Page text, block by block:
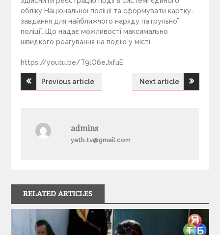
обліку Національної поліції та сформувати картку-
завдання для найближчого наряду патрульної
поліції. Що надає можливості максимально
швидкого реагування на подію у місті.
https://youtu.be/T9lO6eJxfuE
Н
г
а
Previous article Next article
admins
yatb.tv@gmail.com
RELATED ARTICLES